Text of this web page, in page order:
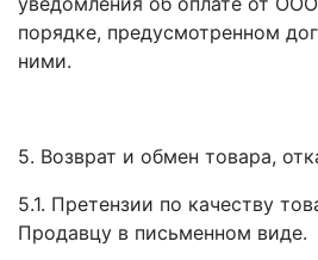
порядке, предусмотренном
ними.
5. Возврат и обмен товара,
5.1. Претензии по качеству
Продавцу в письменном виде.